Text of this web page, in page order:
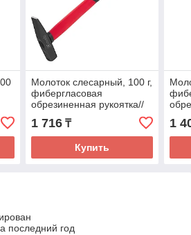
Молоток слесарный, 100 г,
фибергласовая
обрезиненная рукоятка//
1 716₸
Купить
1
последний год